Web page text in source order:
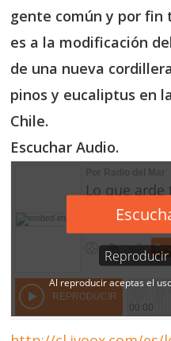
gente común y por fin
es a la modificación
de una nueva
pinos y eucaliptus en
Chile.
Escuchar Audio.